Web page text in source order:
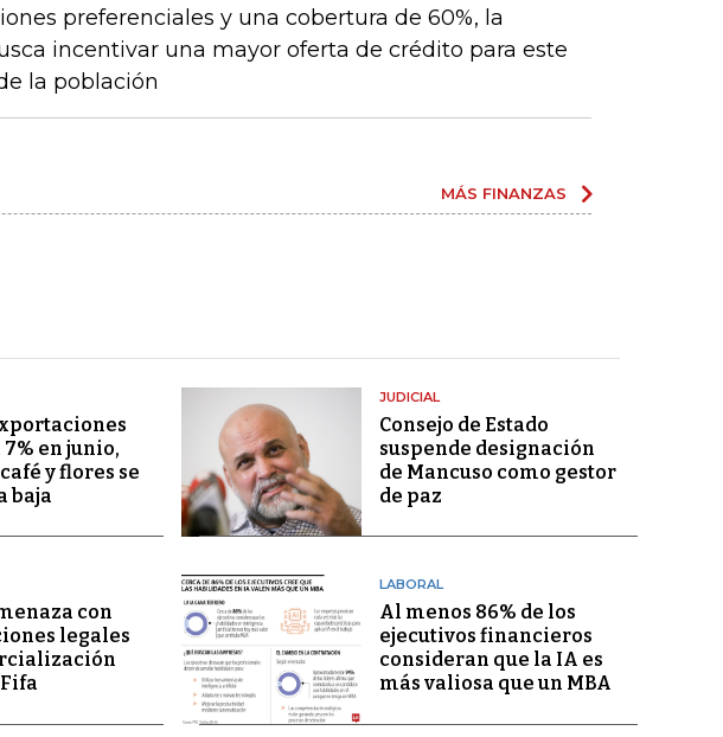
preferenciales y una cobertura de 60%, la
incentivar una mayor oferta de crédito para este
la población
MÁS FINANZAS
en junio,
y flores se
baja
JUDICIAL
Consejo de Estado
suspende designación
de Mancuso como gestor
de paz
con
legales
LABORAL
Al menos 86% de los
ejecutivos financieros
consideran que la IA es
más valiosa que un MBA